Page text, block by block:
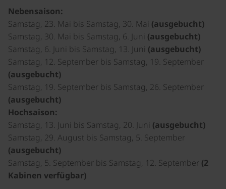
Nebensaison:
Samstag, 23. Mai bis Samstag, 30. Mai (ausgebucht)
Samstag, 30. Mai bis Samstag, 6. Juni (ausgebucht)
Samstag, 6. Juni bis Samstag, 13. Juni (ausgebucht)
Samstag, 12. September bis Samstag, 19. September
(ausgebucht)
Samstag, 19. September bis Samstag, 26. September
(ausgebucht)
Hochsaison:
Samstag, 13. Juni bis Samstag, 20. Juni (ausgebucht)
Samstag, 29. August bis Samstag, 5. September
(ausgebucht)
Samstag, 5. September bis Samstag, 12. September (2
Kabinen verfügbar)